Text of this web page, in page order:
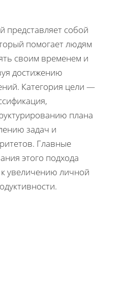
представляет собой
помогает людям
своим временем и
достижению
Категория цели —
плана
задач и
Главные
этого подхода
увеличению личной